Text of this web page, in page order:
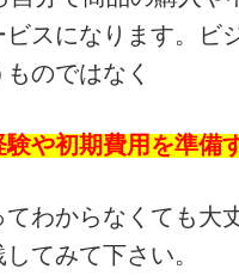
スになります。ビ
のではなく
や初期費用を準備
わからなくても大
てみて下さい。